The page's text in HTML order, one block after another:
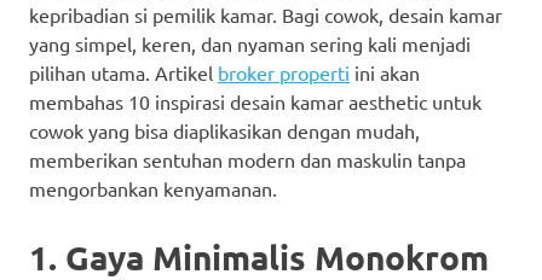
kepribadian si pemilik kamar. Bagi cowok, desain kamar
yang simpel, keren, dan nyaman sering kali menjadi
pilihan utama. Artikel broker properti ini akan
membahas 10 inspirasi desain kamar aesthetic untuk
cowok yang bisa diaplikasikan dengan mudah,
memberikan sentuhan modern dan maskulin tanpa
mengorbankan kenyamanan.
1. Gaya Minimalis Monokrom